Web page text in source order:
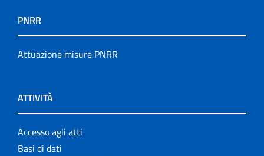
PNRR
Attuazione misure PNRR
ATTIVITÀ
Accesso agli atti
Basi di dati